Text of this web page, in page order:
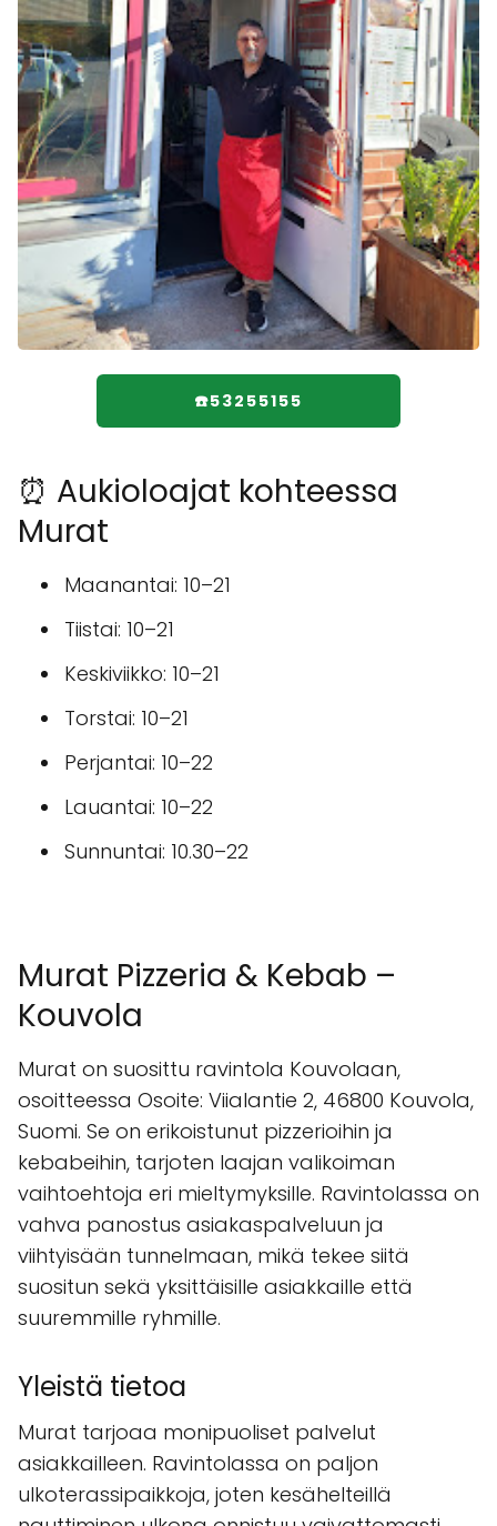
☎️53255155
⏰ Aukioloajat kohteessa
Murat
Maanantai: 10–21
Tiistai: 10–21
Keskiviikko: 10–21
Torstai: 10–21
Perjantai: 10–22
Lauantai: 10–22
Sunnuntai: 10.30–22
Murat Pizzeria & Kebab –
Kouvola
Murat on suosittu ravintola Kouvolaan,
osoitteessa Osoite: Viialantie 2, 46800 Kouvola,
Suomi. Se on erikoistunut pizzerioihin ja
kebabeihin, tarjoten laajan valikoiman
vaihtoehtoja eri mieltymyksille. Ravintolassa on
vahva panostus asiakaspalveluun ja
viihtyisään tunnelmaan, mikä tekee siitä
suositun sekä yksittäisille asiakkaille että
suuremmille ryhmille.
Yleistä tietoa
Murat tarjoaa monipuoliset palvelut
asiakkailleen. Ravintolassa on paljon
ulkoterassipaikkoja, joten kesähelteillä